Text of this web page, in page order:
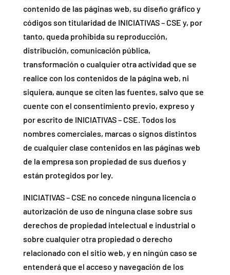
contenido de las páginas web, su diseño gráfico y
códigos son titularidad de INICIATIVAS – CSE y, por
tanto, queda prohibida su reproducción,
distribución, comunicación pública,
transformación o cualquier otra actividad que se
realice con los contenidos de la página web, ni
siquiera, aunque se citen las fuentes, salvo que se
cuente con el consentimiento previo, expreso y
por escrito de INICIATIVAS – CSE. Todos los
nombres comerciales, marcas o signos distintos
de cualquier clase contenidos en las páginas web
de la empresa son propiedad de sus dueños y
están protegidos por ley.
INICIATIVAS – CSE no concede ninguna licencia o
autorización de uso de ninguna clase sobre sus
derechos de propiedad intelectual e industrial o
sobre cualquier otra propiedad o derecho
relacionado con el sitio web, y en ningún caso se
entenderá que el acceso y navegación de los